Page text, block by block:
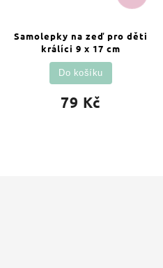
Samolepky na zeď pro děti
králíci 9 x 17 cm
79 Kč
Do košíku